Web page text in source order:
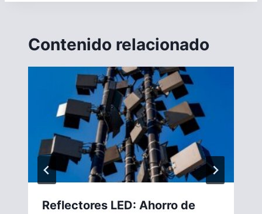
Contenido relacionado
Reflectores LED: Ahorro de